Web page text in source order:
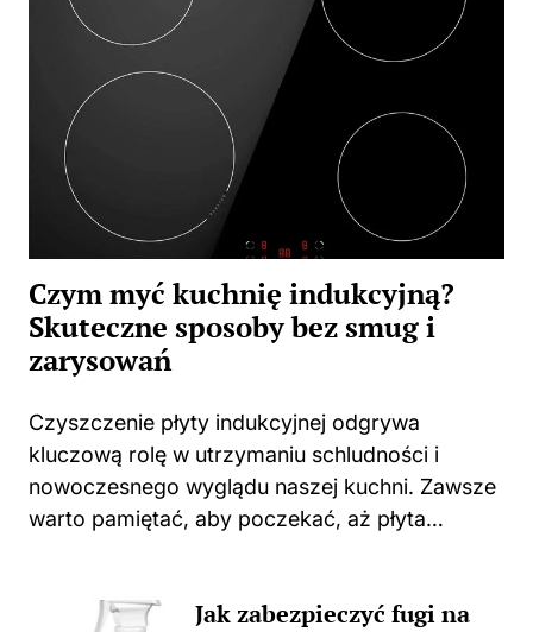
Czym myć kuchnię indukcyjną?
Skuteczne sposoby bez smug i
zarysowań
Czyszczenie płyty indukcyjnej odgrywa
kluczową rolę w utrzymaniu schludności i
nowoczesnego wyglądu naszej kuchni. Zawsze
warto pamiętać, aby poczekać, aż płyta
powierzchni może prowadzić do
Jak zabezpieczyć fugi na